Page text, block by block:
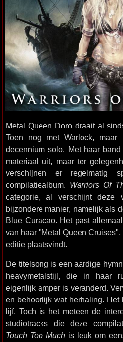
Metal Queen Doro draait al
Toen nog met Warlock,
decennium solo. Met haar
materiaal uit, maar ter
verschijnen er regelmatig
compilatiealbum. Warriors Of
categorie, al verschijnt deze
bijzondere manier, namelijk als
Blue Curacao. Het past
van haar "Metal Queen
editie plaatsvindt.
De titelsong is een aardige
heavymetalstijl, die in haar
eigenlijk amper is veranderd.
en behoorlijk wat herhaling. Het
lijf. Toch is het meteen de
studiotracks die deze
Touch Too Much is leuk om